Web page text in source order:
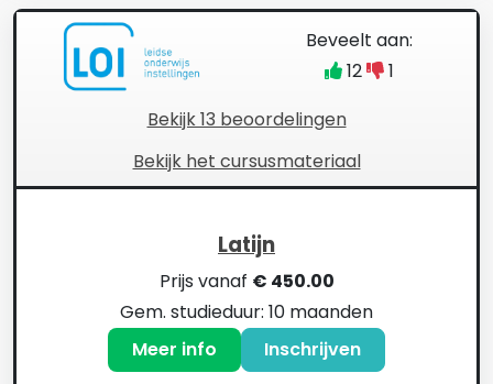
Bekijk 13 beoordelingen
Beveelt aan:
12
1
Bekijk het cursusmateriaal
Latijn
Prijs vanaf € 450.00
Gem. studieduur: 10 maanden
Meer info
Inschrijven